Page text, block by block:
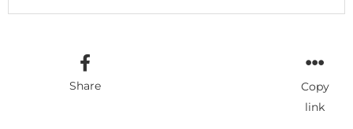
Share
Copy
link